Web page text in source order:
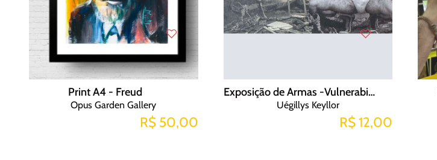
Print A4 - Freud
Opus Garden Gallery
R$ 50,00
Exposição de Armas -Vulnerabilidade e Risco
Uégillys Keyllor
R$ 12,00